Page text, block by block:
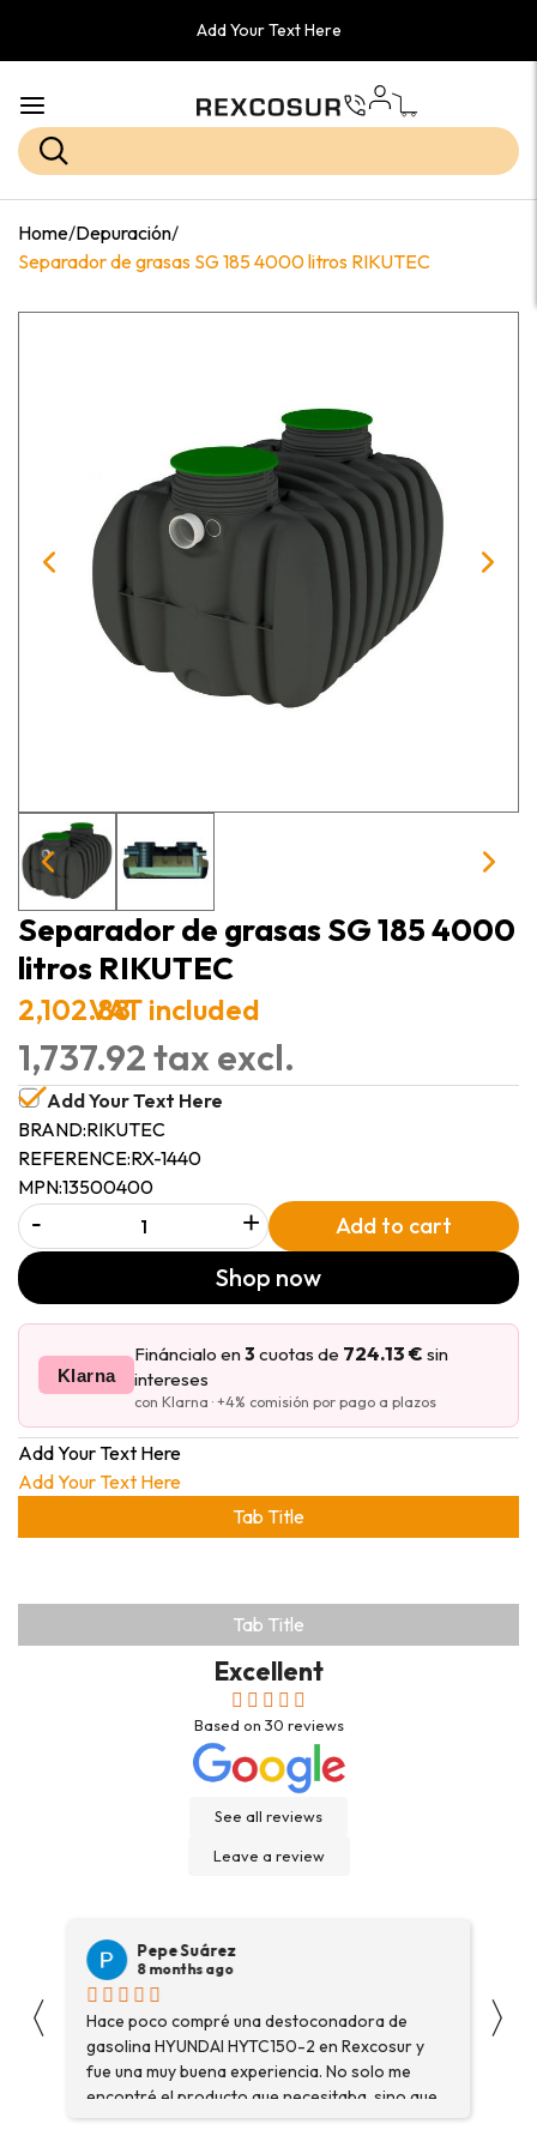
Add Your Text Here
Home/Depuración/
Separador de grasas SG 185 4000 litros RIKUTEC
Separador de grasas SG 185 4000
litros RIKUTEC
2,102.88VAT included
1,737.92 tax excl.
Add Your Text Here
BRAND:RIKUTEC
REFERENCE:RX-1440
MPN:13500400
- + Add to cart
Shop now
Klarna
Fináncialo en3 cuotas de 724.13 € sin
intereses
con Klarna · +4% comisión por pago a plazos
Add Your Text Here
Add Your Text Here
Tab Title
Tab Title
Excellent
Based on 30 reviews
See all reviews
Leave a review
〈
Pepe Suárez
8 months ago
Hace poco compré una destoconadora de
gasolina HYUNDAI HYTC150-2 en Rexcosur y
fue una muy buena experiencia. No solo me
encontré el producto que necesitaba, sino que
me asesoraron y explicaron con detalle para
〉